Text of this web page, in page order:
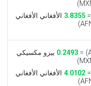
3.8355 الأفغاني الأفغاني
0.2493 بيزو مكسيكي
4.0102 الأفغاني الأفغاني